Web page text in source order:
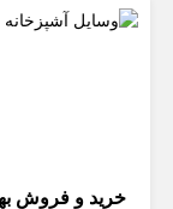
خرید و فروش